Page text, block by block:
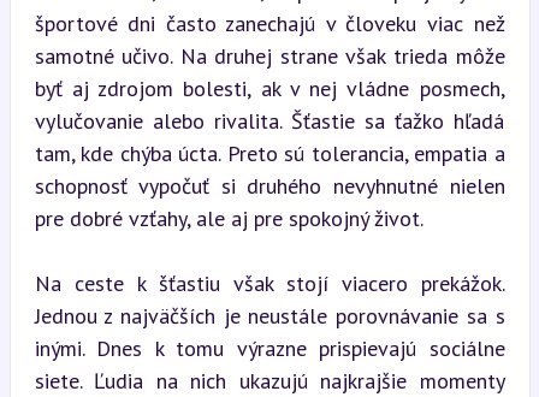
športové dni často zanechajú v človeku viac než
samotné učivo. Na druhej strane však trieda môže
byť aj zdrojom bolesti, ak v nej vládne posmech,
vylučovanie alebo rivalita. Šťastie sa ťažko hľadá
tam, kde chýba úcta. Preto sú tolerancia, empatia a
schopnosť vypočuť si druhého nevyhnutné nielen
pre dobré vzťahy, ale aj pre spokojný život.
Na ceste k šťastiu však stojí viacero prekážok.
Jednou z najväčších je neustále porovnávanie sa s
inými. Dnes k tomu výrazne prispievajú sociálne
siete. Ľudia na nich ukazujú najkrajšie momenty